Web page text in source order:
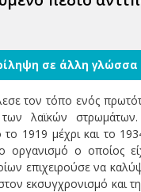
σε άλλη γλώσσα
τον τόπο ενός
λαϊκών
1919 μέχρι και το
οργανισμό ο οποίος
επιχειρούσε να
εκσυγχρονισμό και